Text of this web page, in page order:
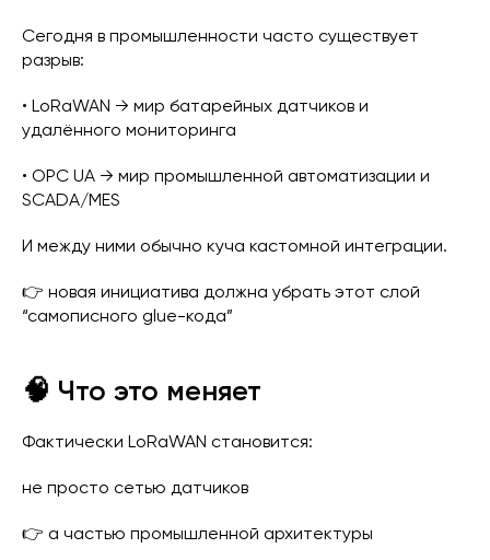
Сегодня в промышленности часто существует
разрыв:
• LoRaWAN → мир батарейных датчиков и
удалённого мониторинга
• OPC UA → мир промышленной автоматизации и
SCADA/MES
И между ними обычно куча кастомной интеграции.
👉 новая инициатива должна убрать этот слой
“самописного glue-кода”
🧠 Что это меняет
Фактически LoRaWAN становится:
не просто сетью датчиков
👉 а частью промышленной архитектуры